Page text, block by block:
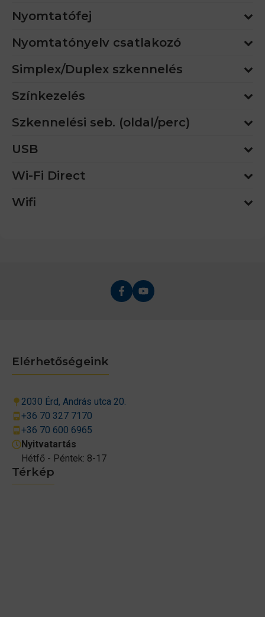
Nyomtatófej
Nyomtatónyelv csatlakozó
Simplex/Duplex szkennelés
Színkezelés
Szkennelési seb. (oldal/perc)
USB
Wi-Fi Direct
Wifi
Térkép
Elérhetőségeink
2030 Érd, András utca 20.
+36 70 327 7170
+36 70 600 6965
Nyitvatartás
Hétfő - Péntek: 8-17